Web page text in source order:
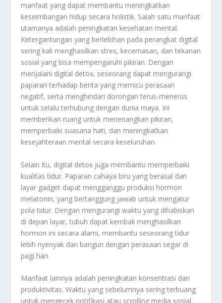
manfaat yang dapat membantu meningkatkan
keseimbangan hidup secara holistik. Salah satu manfaat
utamanya adalah peningkatan kesehatan mental.
Ketergantungan yang berlebihan pada perangkat digital
sering kali menghasilkan stres, kecemasan, dan tekanan
sosial yang bisa mempengaruhi pikiran. Dengan
menjalani digital detox, seseorang dapat mengurangi
paparan terhadap berita yang memicu perasaan
negatif, serta menghindari dorongan terus-menerus
untuk selalu terhubung dengan dunia maya. Ini
memberikan ruang untuk menenangkan pikiran,
memperbaiki suasana hati, dan meningkatkan
kesejahteraan mental secara keseluruhan.
Selain itu, digital detox juga membantu memperbaiki
kualitas tidur. Paparan cahaya biru yang berasal dari
layar gadget dapat mengganggu produksi hormon
melatonin, yang bertanggung jawab untuk mengatur
pola tidur. Dengan mengurangi waktu yang dihabiskan
di depan layar, tubuh dapat kembali menghasilkan
hormon ini secara alami, membantu seseorang tidur
lebih nyenyak dan bangun dengan perasaan segar di
pagi hari.
Manfaat lainnya adalah peningkatan konsentrasi dan
produktivitas. Waktu yang sebelumnya sering terbuang
untuk mengecek notifikasi atau scrolling media sosial